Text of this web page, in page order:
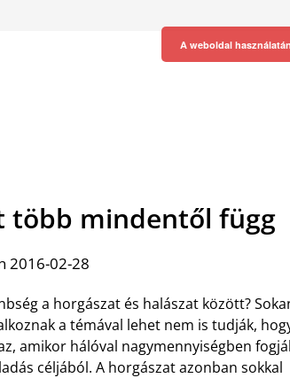
több mindentől függ
2016-02-28
a horgászat és halászat között?
a témával lehet nem is tudják,
amikor hálóval nagymennyiségben
céljából. A horgászat azonban sokkal
A weboldal